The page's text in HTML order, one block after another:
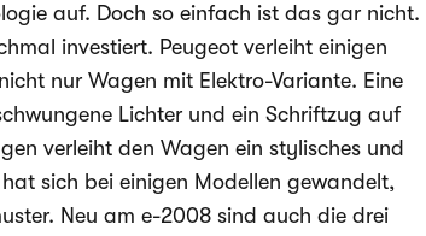
auf. Doch so einfach ist das gar nicht.
investiert. Peugeot verleiht einigen
nur Wagen mit Elektro-Variante. Eine
Lichter und ein Schriftzug auf
verleiht den Wagen ein stylisches und
sich bei einigen Modellen gewandelt,
Neu am e-2008 sind auch die drei